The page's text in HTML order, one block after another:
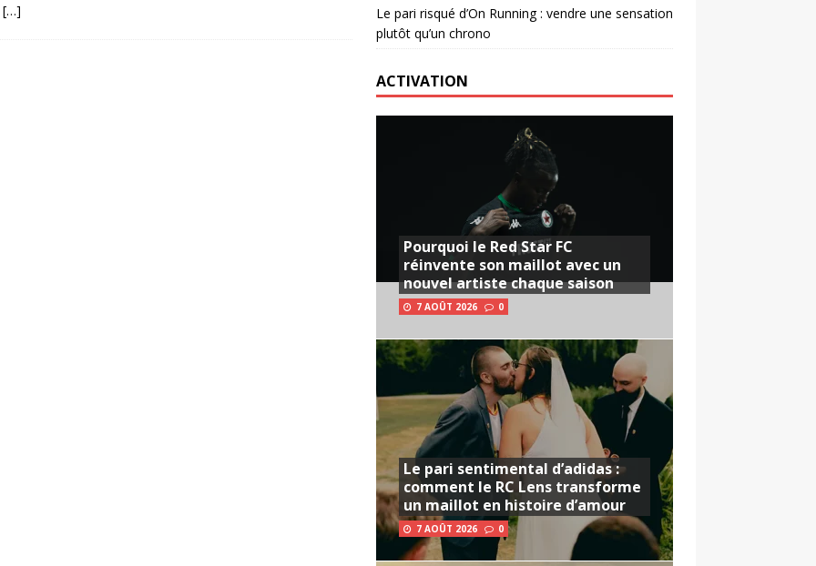
[…]
Le pari risqué d’On Running : vendre une sensation
plutôt qu’un chrono
ACTIVATION
Pourquoi le Red Star FC
réinvente son maillot avec un
nouvel artiste chaque saison
7 AOÛT 2026 0
Le pari sentimental d’adidas :
comment le RC Lens transforme
un maillot en histoire d’amour
7 AOÛT 2026 0